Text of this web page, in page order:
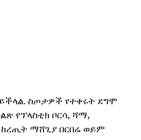
ስጦታዎች የተቀሩት ደግሞ
የፕላስቲክ ቦርሳ, ሻማ,
ማሸጊያ በርበሬ ወይም